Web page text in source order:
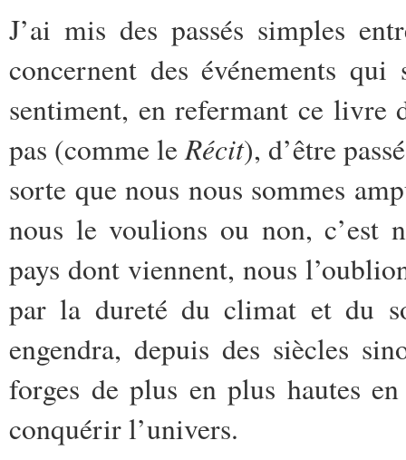
J’ai mis des passés simples
concernent des événements
sentiment, en refermant ce livre
pas (comme leRécit), d’être
sorte que nous nous sommes
nous le voulions ou non, c’est
pays dont viennent, nous
par la dureté du climat et du
engendra, depuis des siècles
forges de plus en plus hautes
conquérir l’univers.